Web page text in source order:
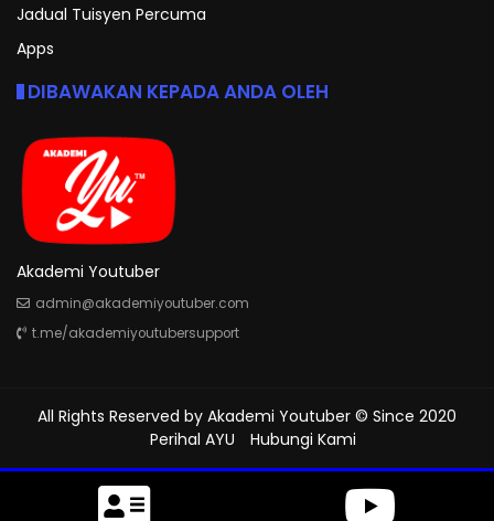
Jadual Tuisyen Percuma
Apps
DIBAWAKAN KEPADA ANDA OLEH
Akademi Youtuber
admin@akademiyoutuber.com
t.me/akademiyoutubersupport
All Rights Reserved by Akademi Youtuber © Since 2020
Perihal AYU
Hubungi Kami